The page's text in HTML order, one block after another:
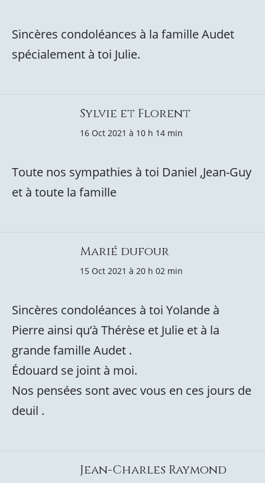
Sincères condoléances à la famille Audet
spécialement à toi Julie.
Sylvie et Florent
16 Oct 2021 à 10 h 14 min
Toute nos sympathies à toi Daniel ,Jean-Guy
et à toute la famille
Marié dufour
15 Oct 2021 à 20 h 02 min
Sincères condoléances à toi Yolande à
Pierre ainsi qu’à Thérèse et Julie et à la
grande famille Audet .
Édouard se joint à moi.
Nos pensées sont avec vous en ces jours de
deuil .
Jean-Charles Raymond